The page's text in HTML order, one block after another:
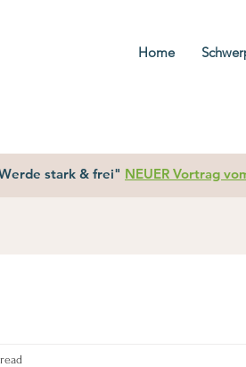
Home
stark & frei" NEUER Vortrag